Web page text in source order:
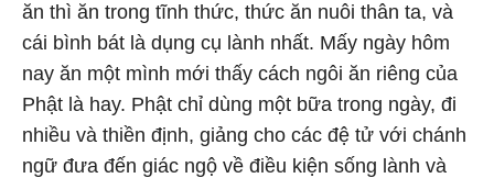
ăn thì ăn trong tĩnh thức, thức ăn nuôi thân ta, và
cái bình bát là dụng cụ lành nhất. Mấy ngày hôm
nay ăn một mình mới thấy cách ngôi ăn riêng của
Phật là hay. Phật chỉ dùng một bữa trong ngày, đi
nhiều và thiền định, giảng cho các đệ tử với chánh
ngữ đưa đến giác ngộ về điều kiện sống lành và